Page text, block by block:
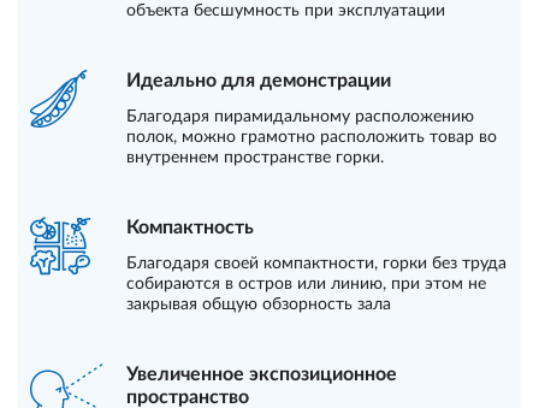
объекта бесшумность при эксплуатации
Идеально для демонстрации
Благодаря пирамидальному расположению
полок, можно грамотно расположить товар во
внутреннем пространстве горки.
Компактность
Благодаря своей компактности, горки без труда
собираются в остров или линию, при этом не
закрывая общую обзорность зала
Увеличенное экспозиционное
пространство